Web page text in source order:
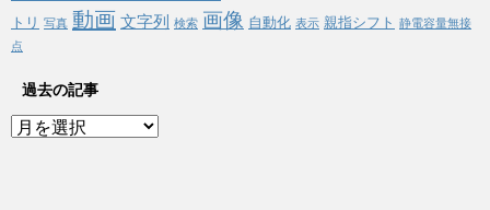
トリ 写真 動画 文字列 検索 画像 自動化 表示 親指シフト 静電容量無接
点
過去の記事
過